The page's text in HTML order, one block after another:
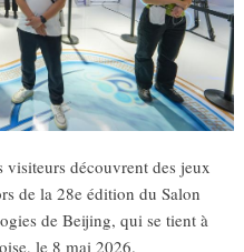
découvrent des jeux
de la 28e édition du Salon
de Beijing, qui se tient à
le 8 mai 2026.